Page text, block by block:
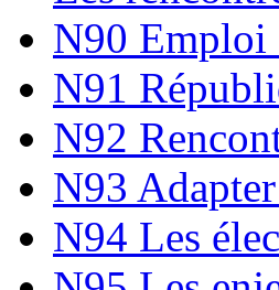
N90 Emploi
N91
N92
N93
N94 Les